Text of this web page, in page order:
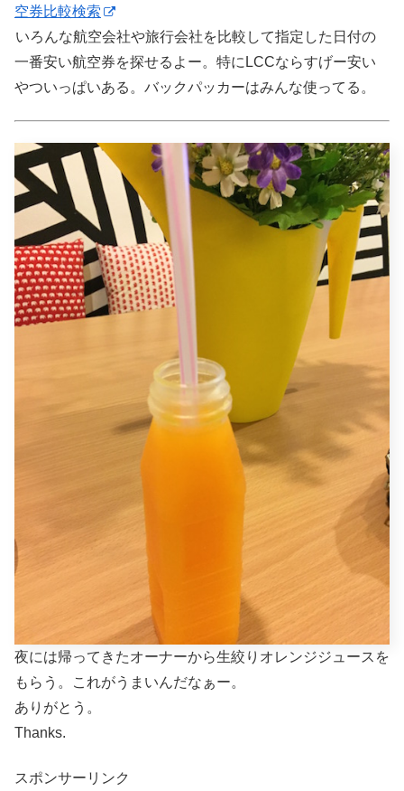
空券比較検索
いろんな航空会社や旅行会社を比較して指定した日付の
一番安い航空券を探せるよー。特にLCCならすげー安い
やついっぱいある。バックパッカーはみんな使ってる。
夜には帰ってきたオーナーから生絞りオレンジジュースを
もらう。これがうまいんだなぁー。
ありがとう。
Thanks.
スポンサーリンク